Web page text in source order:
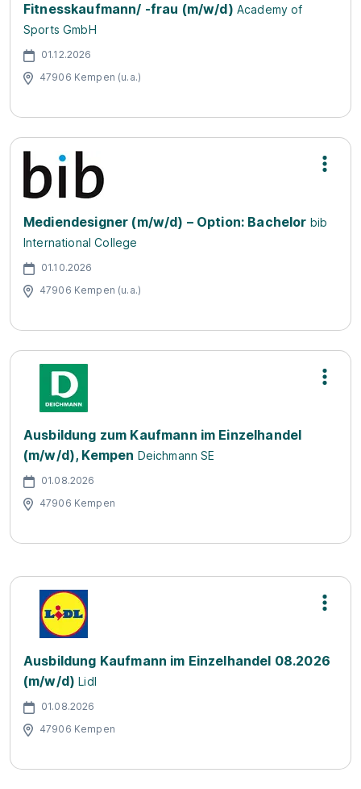
Fitnesskaufmann/ -frau (m/w/d) Academy of
Sports GmbH
01.12.2026
47906 Kempen (u.a.)
Mediendesigner (m/w/d) – Option: Bachelor bib
International College
01.10.2026
47906 Kempen (u.a.)
Ausbildung zum Kaufmann im Einzelhandel
(m/w/d), Kempen Deichmann SE
01.08.2026
47906 Kempen
Ausbildung Kaufmann im Einzelhandel 08.2026
(m/w/d) Lidl
01.08.2026
47906 Kempen